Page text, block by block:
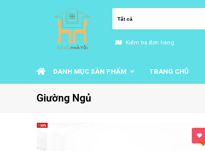
Kiểm tra đơn hàng
DANH MỤC SẢN PHẨM TRANG CHỦ
Giường Ngủ